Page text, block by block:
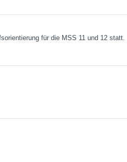
für die MSS 11 und 12 statt.